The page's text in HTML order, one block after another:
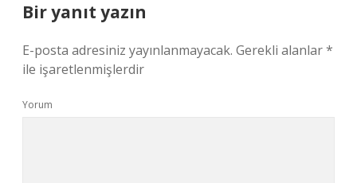
Bir yanıt yazın
E-posta adresiniz yayınlanmayacak. Gerekli alanlar*
ile işaretlenmişlerdir
Yorum